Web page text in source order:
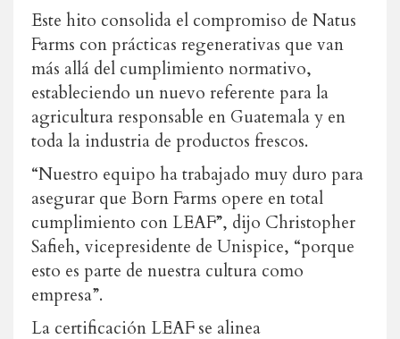
Este hito consolida el compromiso de Natus
Farms con prácticas regenerativas que van
más allá del cumplimiento normativo,
estableciendo un nuevo referente para la
agricultura responsable en Guatemala y en
toda la industria de productos frescos.
“Nuestro equipo ha trabajado muy duro para
asegurar que Born Farms opere en total
cumplimiento con LEAF”, dijo Christopher
Safieh, vicepresidente de Unispice, “porque
esto es parte de nuestra cultura como
empresa”.
La certificación LEAF se alinea